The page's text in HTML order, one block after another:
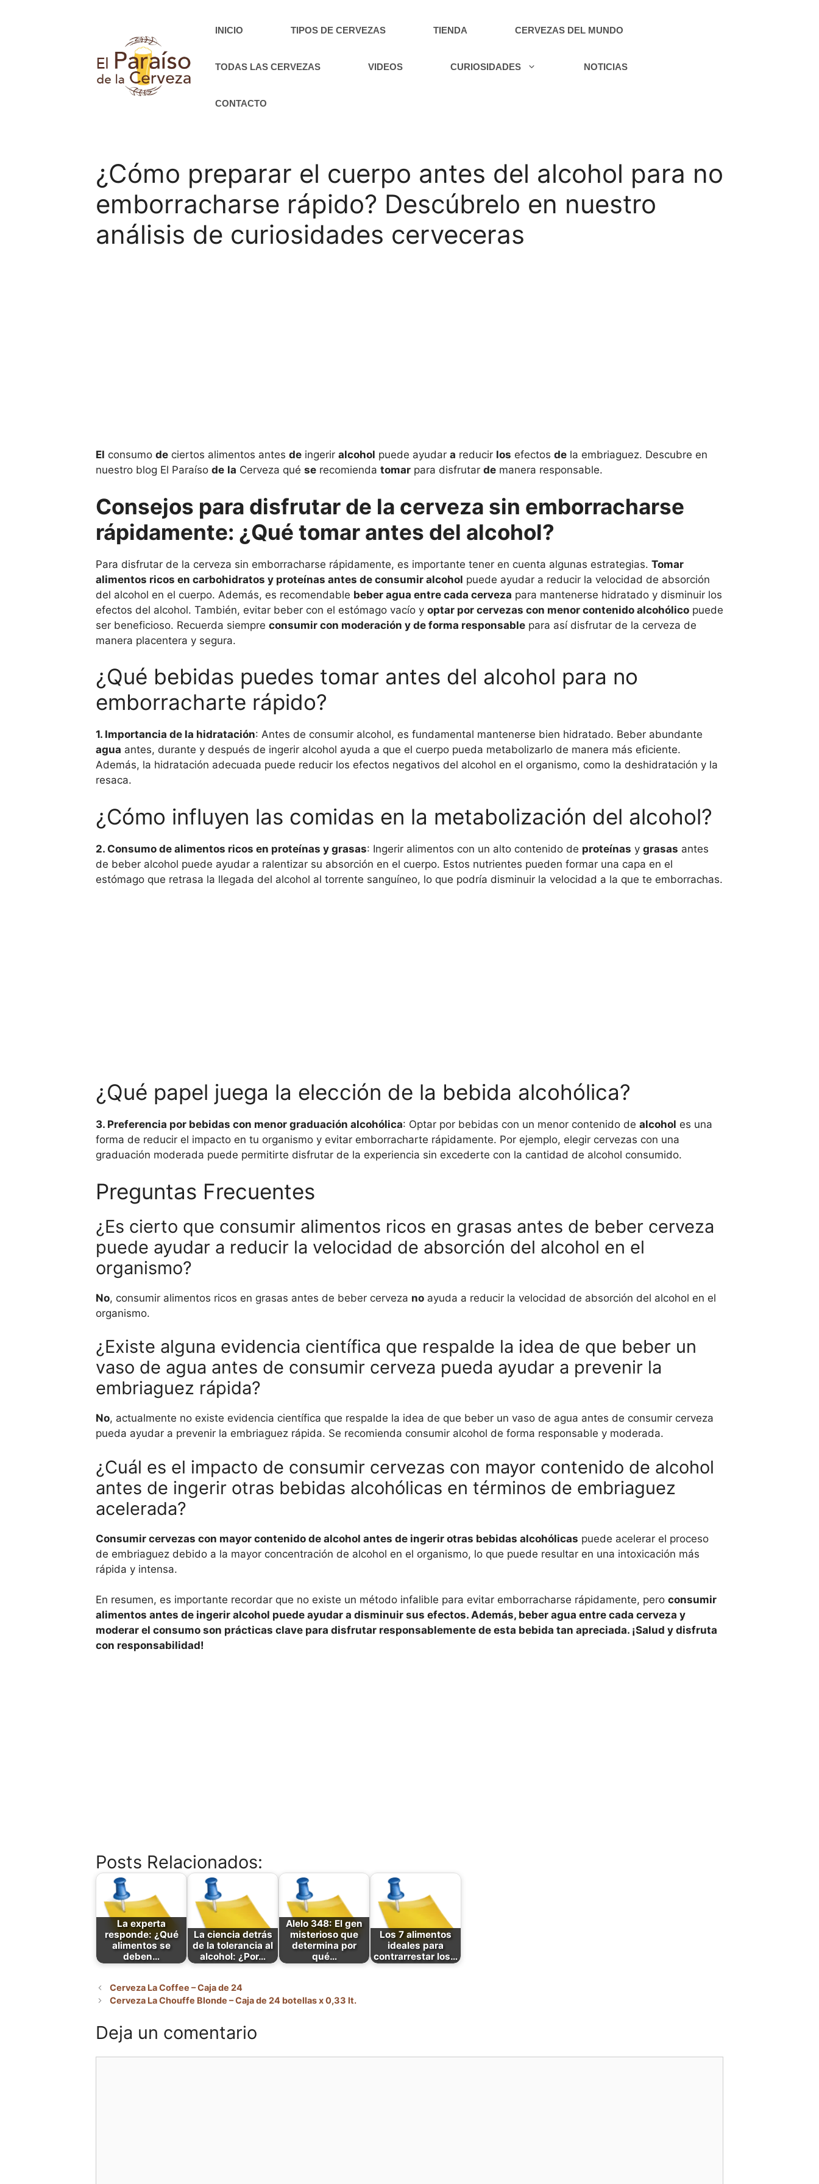
INICIO TIPOS DE CERVEZAS TIENDA CERVEZAS DEL MUNDO
TODAS LAS CERVEZAS VIDEOS CURIOSIDADES NOTICIAS
CONTACTO
¿Cómo preparar el cuerpo antes del alcohol para no
emborracharse rápido? Descúbrelo en nuestro
análisis de curiosidades cerveceras
El consumo de ciertos alimentos antes de ingerir alcohol puede ayudar a reducir los efectos de la embriaguez. Descubre en
nuestro blog El Paraíso de la Cerveza qué se recomienda tomar para disfrutar de manera responsable.
Consejos para disfrutar de la cerveza sin emborracharse
rápidamente: ¿Qué tomar antes del alcohol?
Para disfrutar de la cerveza sin emborracharse rápidamente, es importante tener en cuenta algunas estrategias. Tomar
alimentos ricos en carbohidratos y proteínas antes de consumir alcohol puede ayudar a reducir la velocidad de absorción
del alcohol en el cuerpo. Además, es recomendable beber agua entre cada cerveza para mantenerse hidratado y disminuir los
efectos del alcohol. También, evitar beber con el estómago vacío y optar por cervezas con menor contenido alcohólico puede
ser beneficioso. Recuerda siempre consumir con moderación y de forma responsable para así disfrutar de la cerveza de
manera placentera y segura.
¿Qué bebidas puedes tomar antes del alcohol para no
emborracharte rápido?
1. Importancia de la hidratación: Antes de consumir alcohol, es fundamental mantenerse bien hidratado. Beber abundante
agua antes, durante y después de ingerir alcohol ayuda a que el cuerpo pueda metabolizarlo de manera más eficiente.
Además, la hidratación adecuada puede reducir los efectos negativos del alcohol en el organismo, como la deshidratación y la
resaca.
¿Cómo influyen las comidas en la metabolización del alcohol?
2. Consumo de alimentos ricos en proteínas y grasas: Ingerir alimentos con un alto contenido de proteínas y grasas antes
de beber alcohol puede ayudar a ralentizar su absorción en el cuerpo. Estos nutrientes pueden formar una capa en el
estómago que retrasa la llegada del alcohol al torrente sanguíneo, lo que podría disminuir la velocidad a la que te emborrachas.
¿Qué papel juega la elección de la bebida alcohólica?
3. Preferencia por bebidas con menor graduación alcohólica: Optar por bebidas con un menor contenido de alcohol es una
forma de reducir el impacto en tu organismo y evitar emborracharte rápidamente. Por ejemplo, elegir cervezas con una
graduación moderada puede permitirte disfrutar de la experiencia sin excederte con la cantidad de alcohol consumido.
Preguntas Frecuentes
¿Es cierto que consumir alimentos ricos en grasas antes de beber cerveza
puede ayudar a reducir la velocidad de absorción del alcohol en el
organismo?
No, consumir alimentos ricos en grasas antes de beber cerveza no ayuda a reducir la velocidad de absorción del alcohol en el
organismo.
¿Existe alguna evidencia científica que respalde la idea de que beber un
vaso de agua antes de consumir cerveza pueda ayudar a prevenir la
embriaguez rápida?
No, actualmente no existe evidencia científica que respalde la idea de que beber un vaso de agua antes de consumir cerveza
pueda ayudar a prevenir la embriaguez rápida. Se recomienda consumir alcohol de forma responsable y moderada.
¿Cuál es el impacto de consumir cervezas con mayor contenido de alcohol
antes de ingerir otras bebidas alcohólicas en términos de embriaguez
acelerada?
Consumir cervezas con mayor contenido de alcohol antes de ingerir otras bebidas alcohólicas puede acelerar el proceso
de embriaguez debido a la mayor concentración de alcohol en el organismo, lo que puede resultar en una intoxicación más
rápida y intensa.
En resumen, es importante recordar que no existe un método infalible para evitar emborracharse rápidamente, pero consumir
alimentos antes de ingerir alcohol puede ayudar a disminuir sus efectos. Además, beber agua entre cada cerveza y
moderar el consumo son prácticas clave para disfrutar responsablemente de esta bebida tan apreciada. ¡Salud y disfruta
con responsabilidad!
Posts Relacionados:
La experta
responde: ¿Qué
alimentos se
deben…
La ciencia detrás
de la tolerancia al
alcohol: ¿Por…
Alelo 348: El gen
misterioso que
determina por
qué…
Los 7 alimentos
ideales para
contrarrestar los…
Cerveza La Coffee – Caja de 24
Cerveza La Chouffe Blonde – Caja de 24 botellas x 0,33 lt.
Deja un comentario